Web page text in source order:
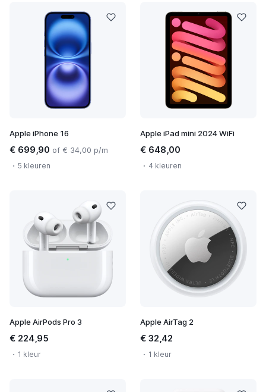
Apple iPhone 16
€ 699,90 of € 34,00 p/m
5 kleuren
Apple iPad mini 2024 WiFi
€ 648,00
4 kleuren
Apple AirPods Pro 3
€ 224,95
1 kleur
Apple AirTag 2
€ 32,42
1 kleur